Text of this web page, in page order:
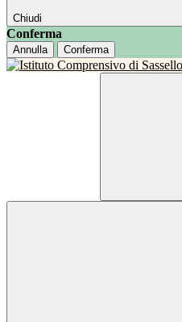
Chiudi
Conferma
Annulla Conferma